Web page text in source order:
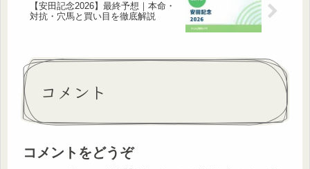
【安田記念2026】最終予想｜本命・
対抗・穴馬と買い目を徹底解説
コメント
コメントをどうぞ